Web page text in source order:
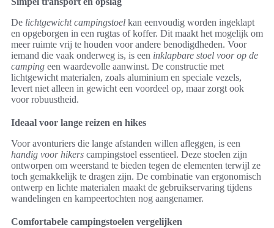
De lichtgewicht campingstoel kan eenvoudig worden ingeklapt
en opgeborgen in een rugtas of koffer. Dit maakt het mogelijk om
meer ruimte vrij te houden voor andere benodigdheden. Voor
iemand die vaak onderweg is, is een inklapbare stoel voor op de
camping een waardevolle aanwinst. De constructie met
lichtgewicht materialen, zoals aluminium en speciale vezels,
levert niet alleen in gewicht een voordeel op, maar zorgt ook
voor robuustheid.
Ideaal voor lange reizen en hikes
Voor avonturiers die lange afstanden willen afleggen, is een
handig voor hikers campingstoel essentieel. Deze stoelen zijn
ontworpen om weerstand te bieden tegen de elementen terwijl ze
toch gemakkelijk te dragen zijn. De combinatie van ergonomisch
ontwerp en lichte materialen maakt de gebruikservaring tijdens
wandelingen en kampeertochten nog aangenamer.
Comfortabele campingstoelen vergelijken